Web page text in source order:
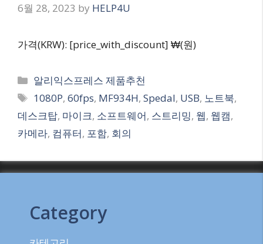
6월 28, 2023 by HELP4U
가격(KRW): [price_with_discount] ₩(원)
Categories
알리익스프레스 제품추천
Tags
1080P,60fps, MF934H,Spedal, USB, 노트북,
데스크탑, 마이크, 소프트웨어, 스트리밍, 웹, 웹캠,
카메라, 컴퓨터, 포함, 회의
Category